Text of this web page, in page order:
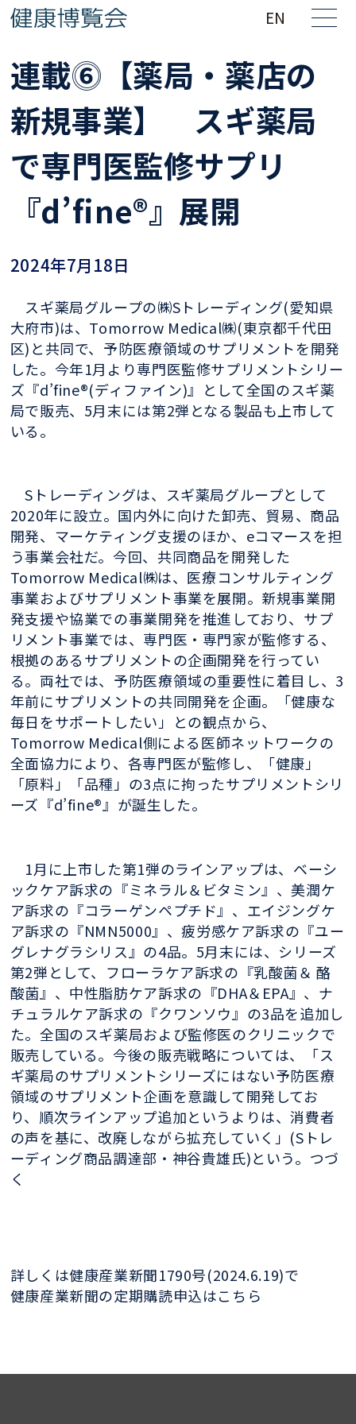
EN
連載⓺【薬局・薬店の
新規事業】 スギ薬局
で専門医監修サプリ
『d’fine®』展開
2024年7月18日
スギ薬局グループの㈱Sトレーディング(愛知県
大府市)は、Tomorrow Medical㈱(東京都千代田
区)と共同で、予防医療領域のサプリメントを開発
した。今年1月より専門医監修サプリメントシリー
ズ『d’fine®(ディファイン)』として全国のスギ薬
局で販売、5月末には第2弾となる製品も上市して
いる。
Sトレーディングは、スギ薬局グループとして
2020年に設立。国内外に向けた卸売、貿易、商品
開発、マーケティング支援のほか、eコマースを担
う事業会社だ。今回、共同商品を開発した
Tomorrow Medical㈱は、医療コンサルティング
事業およびサプリメント事業を展開。新規事業開
発支援や協業での事業開発を推進しており、サプ
リメント事業では、専門医・専門家が監修する、
根拠のあるサプリメントの企画開発を行ってい
る。両社では、予防医療領域の重要性に着目し、3
年前にサプリメントの共同開発を企画。「健康な
毎日をサポートしたい」との観点から、
Tomorrow Medical側による医師ネットワークの
全面協力により、各専門医が監修し、「健康」
「原料」「品種」の3点に拘ったサプリメントシリ
ーズ『d’fine®』が誕生した。
1月に上市した第1弾のラインアップは、ベーシ
ックケア訴求の『ミネラル＆ビタミン』、美潤ケ
ア訴求の『コラーゲンペプチド』、エイジングケ
ア訴求の『NMN5000』、疲労感ケア訴求の『ユー
グレナグラシリス』の4品。5月末には、シリーズ
第2弾として、フローラケア訴求の『乳酸菌＆ 酪
酸菌』、中性脂肪ケア訴求の『DHA＆EPA』、ナ
チュラルケア訴求の『クワンソウ』の3品を追加し
た。全国のスギ薬局および監修医のクリニックで
販売している。今後の販売戦略については、「ス
ギ薬局のサプリメントシリーズにはない予防医療
領域のサプリメント企画を意識して開発してお
り、順次ラインアップ追加というよりは、消費者
の声を基に、改廃しながら拡充していく」(Sトレ
ーディング商品調達部・神谷貴雄氏)という。つづ
く
詳しくは健康産業新聞1790号(2024.6.19)で
健康産業新聞の定期購読申込はこちら